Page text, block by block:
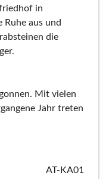
in
Ruhe aus und
die
Mit vielen
Jahr treten
AT-KA01